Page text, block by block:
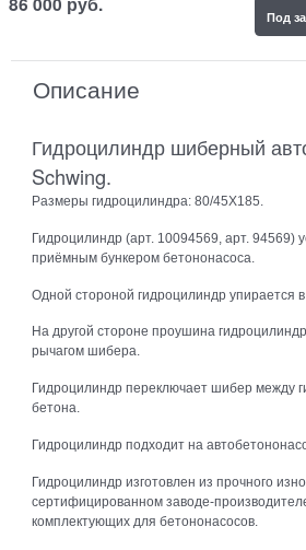
Под
Описание
Гидроцилиндр шиберный
Schwing.
Размеры гидроцилиндра: 80/45Х185.
Гидроцилиндр (арт. 10094569, арт. 94569)
приёмным бункером бетононасоса.
Одной стороной гидроцилиндр упирается в
На другой стороне проушина
рычагом шибера.
Гидроцилиндр переключает шибер между
бетона.
Гидроцилиндр подходит на
Гидроцилиндр изготовлен из прочного
сертифицированном заводе-
комплектующих для бетононасосов.